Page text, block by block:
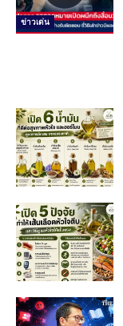
ข่าวเด่น